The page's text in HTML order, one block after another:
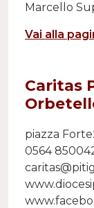
Marcello
Vai alla
Caritas
piazza
0564